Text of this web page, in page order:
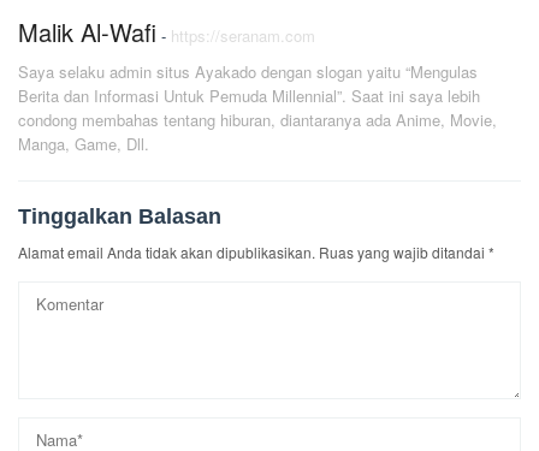
Malik Al-Wafi - https://seranam.com
Saya selaku admin situs Ayakado dengan slogan yaitu “Mengulas
Berita dan Informasi Untuk Pemuda Millennial”. Saat ini saya lebih
condong membahas tentang hiburan, diantaranya ada Anime, Movie,
Manga, Game, Dll.
Tinggalkan Balasan
Alamat email Anda tidak akan dipublikasikan. Ruas yang wajib ditandai *